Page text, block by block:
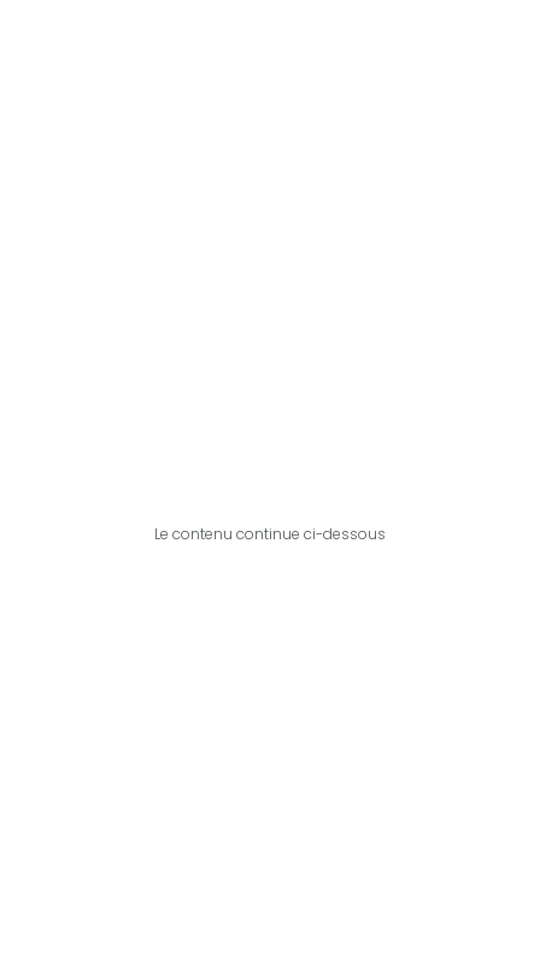
Le contenu continue ci-dessous